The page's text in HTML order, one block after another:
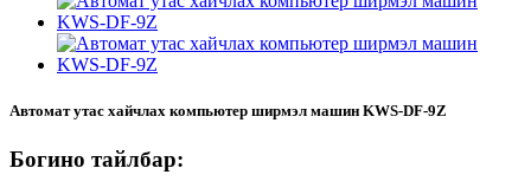
Автомат утас хайчлах компьютер ширмэл машин KWS-DF-9Z
Богино тайлбар: